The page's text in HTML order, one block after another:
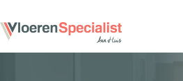
de
inhoud